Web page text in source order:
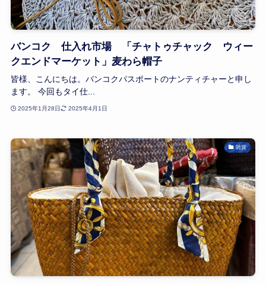
バンコク 仕入れ市場 「チャトゥチャック ウィー
クエンドマーケット」麦わら帽子
皆様、こんにちは。バンコクパスポートのナンティチャーと申し
ます。 今回もタイ仕...
2025年1月28日 2025年4月1日
雑貨